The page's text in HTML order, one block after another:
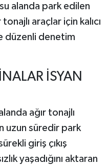
alanda park edilen
tonajlı araçlar için kalıcı
düzenli denetim
İSYAN
ağır tonajlı
uzun süredir park
giriş çıkış
yaşadığını aktaran